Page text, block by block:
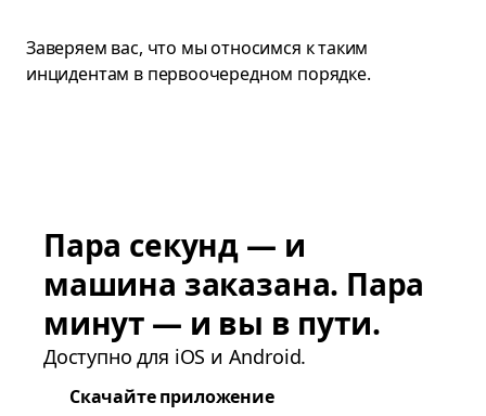
Заверяем вас, что мы относимся к таким
инцидентам в первоочередном порядке.
Пара секунд — и
машина заказана. Пара
минут — и вы в пути.
Доступно для iOS и Android.
Скачайте приложение